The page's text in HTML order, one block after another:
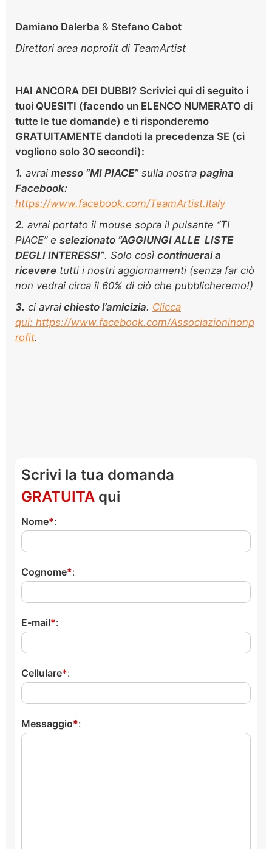
Damiano Dalerba & Stefano Cabot
Direttori area noprofit di TeamArtist
HAI ANCORA DEI DUBBI? Scrivici qui di seguito i
tuoi QUESITI (facendo un ELENCO NUMERATO di
tutte le tue domande) e ti risponderemo
GRATUITAMENTE dandoti la precedenza SE (ci
vogliono solo 30 secondi):
1. avrai messo “MI PIACE” sulla nostra pagina
Facebook:
https://www.facebook.com/TeamArtist.Italy
2. avrai portato il mouse sopra il pulsante “TI
PIACE” e selezionato “AGGIUNGI ALLE LISTE
DEGLI INTERESSI”. Solo così continuerai a
ricevere tutti i nostri aggiornamenti (senza far ciò
non vedrai circa il 60% di ciò che pubblicheremo!)
3. ci avrai chiesto l’amicizia. Clicca
qui: https://www.facebook.com/Associazioninonp
rofit.
Scrivi la tua domanda
GRATUITA qui
Nome :
Cognome :
E-mail :
Cellulare :
Messaggio :